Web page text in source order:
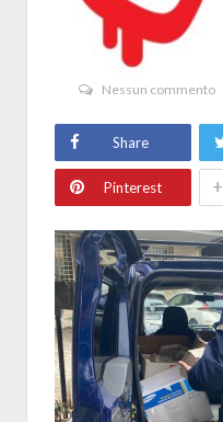
Nessun commento
Share
Pinterest +